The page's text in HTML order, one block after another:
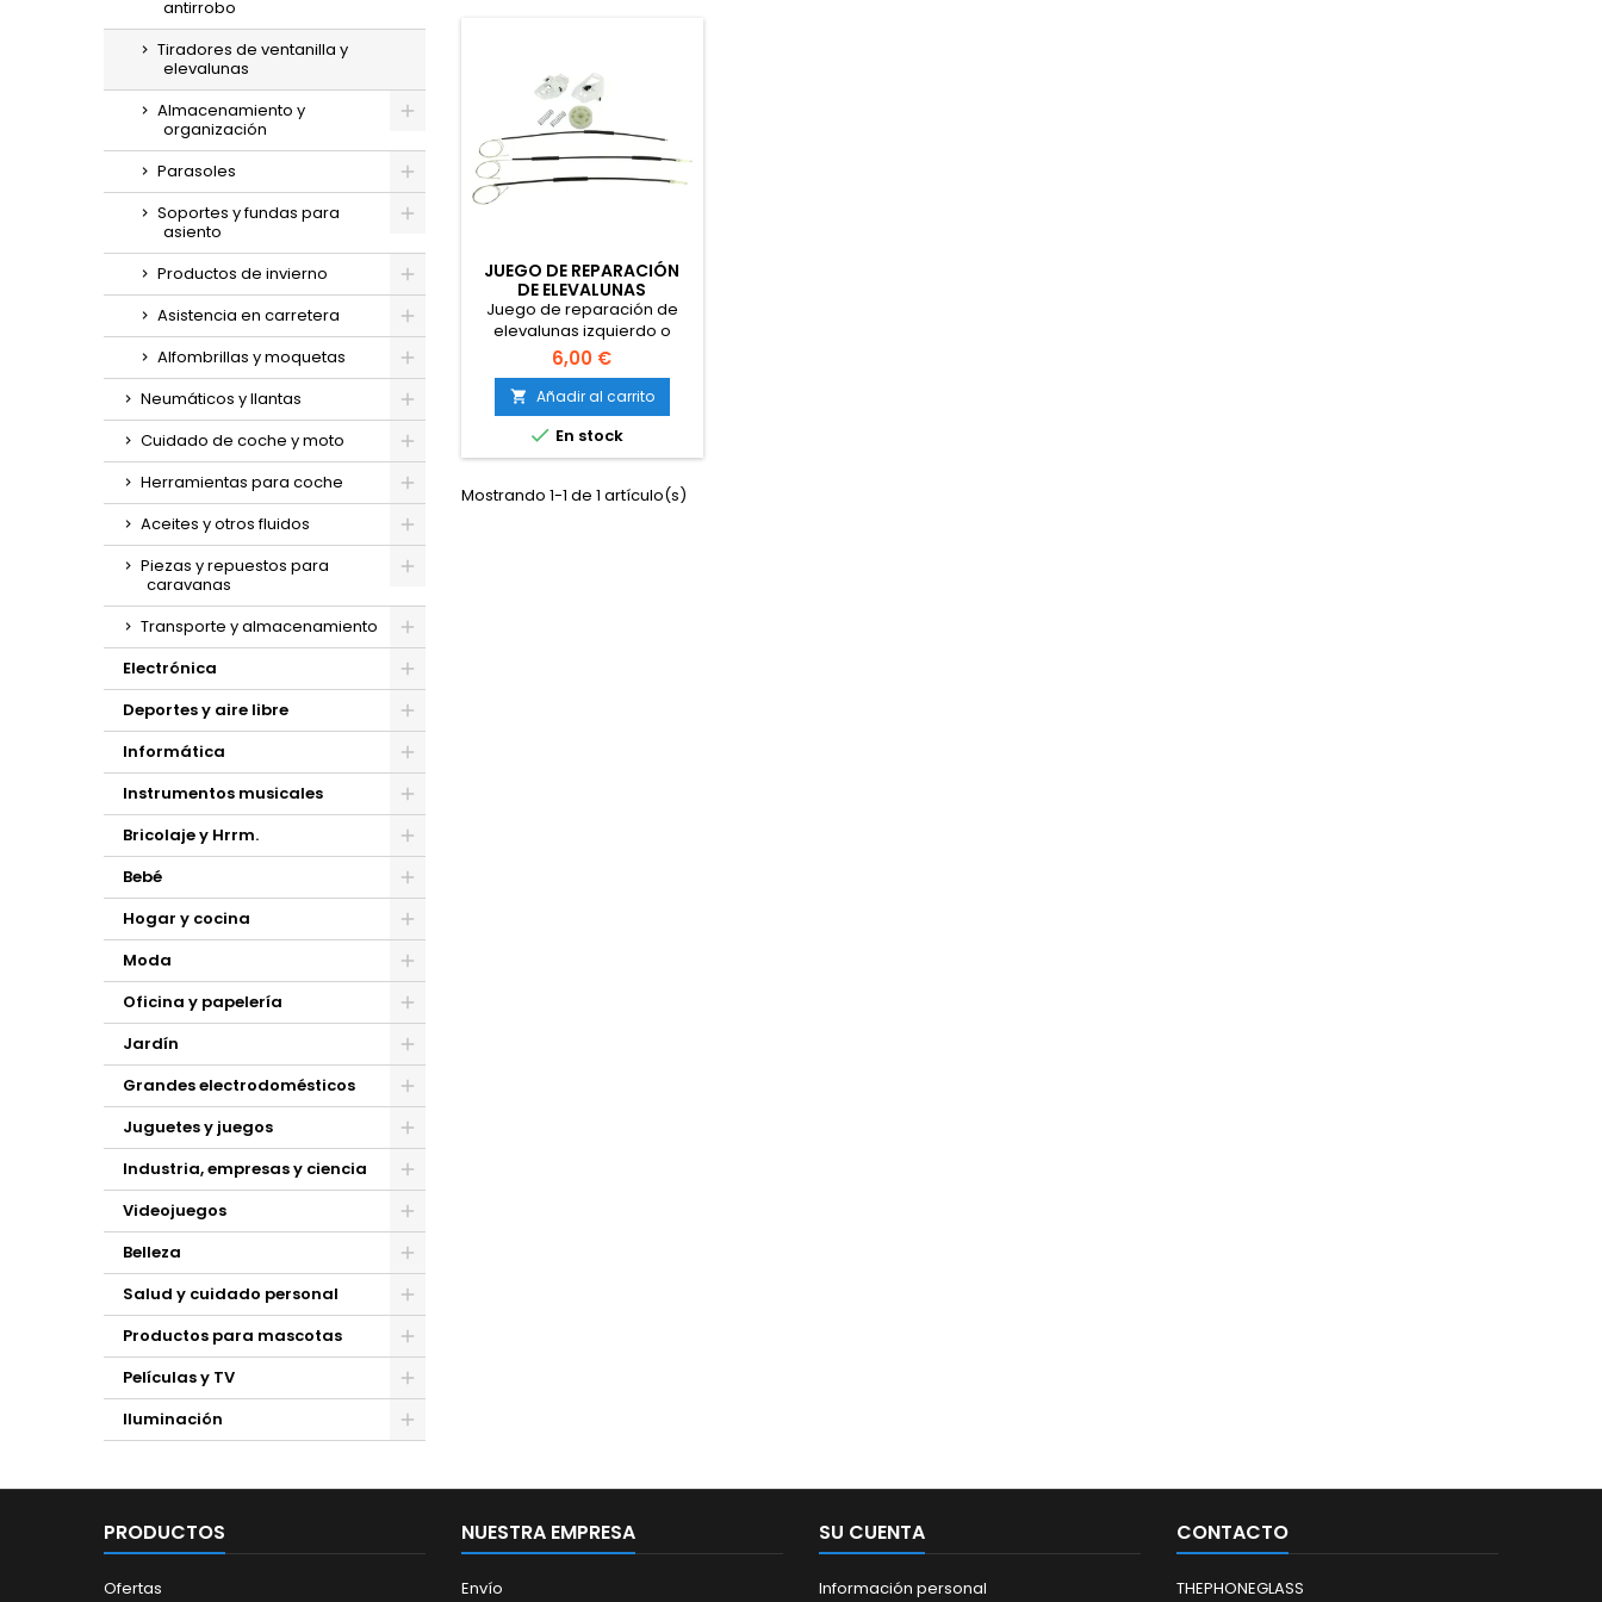
antirrobo
Tiradores de ventanilla y
elevalunas
Almacenamiento y
organización
Parasoles
Soportes y fundas para
asiento
Productos de invierno
Asistencia en carretera
Alfombrillas y moquetas
Neumáticos y llantas
Cuidado de coche y moto
Herramientas para coche
Aceites y otros fluidos
Piezas y repuestos para
caravanas
Transporte y almacenamiento
Electrónica
Deportes y aire libre
Informática
Instrumentos musicales
Bricolaje y Hrrm.
Bebé
Hogar y cocina
Moda
Oficina y papelería
Jardín
Grandes electrodomésticos
Juguetes y juegos
Industria, empresas y ciencia
Videojuegos
Belleza
Salud y cuidado personal
Productos para mascotas
Películas y TV
Iluminación
JUEGO DE REPARACIÓN
DE ELEVALUNAS
IZQUIERDO O DERECHO
Juego de reparación de
elevalunas izquierdo o
derecho Compatible con:
Peugeot Partner 1996-2002,
Citroen Berlingo 1996-2002
6,00 €
 Añadir al carrito
 En stock
Mostrando 1-1 de 1 artículo(s)
PRODUCTOS
Ofertas
NUESTRA EMPRESA
Envío
SU CUENTA
Información personal
CONTACTO
THEPHONEGLASS